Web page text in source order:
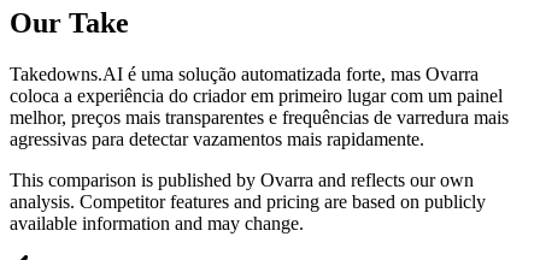
Our Take
Takedowns.AI é uma solução automatizada forte, mas Ovarra
coloca a experiência do criador em primeiro lugar com um painel
melhor, preços mais transparentes e frequências de varredura mais
agressivas para detectar vazamentos mais rapidamente.
This comparison is published by Ovarra and reflects our own
analysis. Competitor features and pricing are based on publicly
available information and may change.